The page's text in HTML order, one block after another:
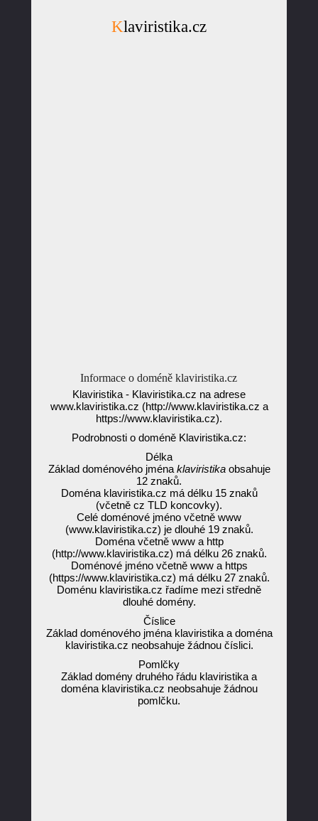
Klaviristika.cz
Informace o doméně klaviristika.cz
Klaviristika - Klaviristika.cz na adrese
www.klaviristika.cz (http://www.klaviristika.cz a
https://www.klaviristika.cz).
Podrobnosti o doméně Klaviristika.cz:
Délka
Základ doménového jména klaviristikaobsahuje
12 znaků.
Doména klaviristika.cz má délku 15 znaků
(včetně cz TLD koncovky).
Celé doménové jméno včetně www
(www.klaviristika.cz) je dlouhé 19 znaků.
Doména včetně www a http
(http://www.klaviristika.cz) má délku 26 znaků.
Doménové jméno včetně www a https
(https://www.klaviristika.cz) má délku 27 znaků.
Doménu klaviristika.cz řadíme mezi středně
dlouhé domény.
Číslice
Základ doménového jména klaviristika a doména
klaviristika.cz neobsahuje žádnou číslici.
Pomlčky
Základ domény druhého řádu klaviristika a
doména klaviristika.cz neobsahuje žádnou
pomlčku.